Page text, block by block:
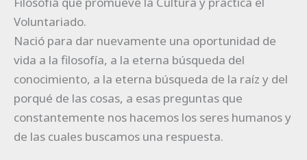
Voluntariado.
Nació para dar nuevamente una oportunidad de
vida a la filosofía, a la eterna búsqueda del
conocimiento, a la eterna búsqueda de la raíz y del
porqué de las cosas, a esas preguntas que
constantemente nos hacemos los seres humanos y
de las cuales buscamos una respuesta.